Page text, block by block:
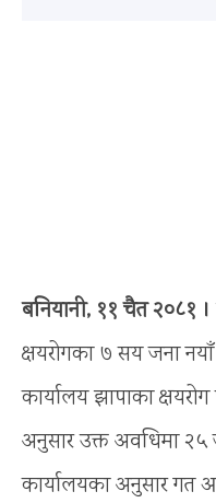
बनियानी, ११ चैत २०८१ ।
क्षयरोगका ७ सय जना
कार्यालय झापाका
अनुसार उक्त अवधिमा २५
कार्यालयका अनुसार गत